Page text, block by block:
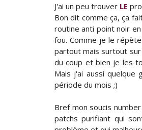
J'ai un peu trouver LE
Bon dit comme ça, ça
routine anti point noir
fou. Comme je le
partout mais surtout
du coup et bien je les
Mais j'ai aussi
période du mois ;)
Bref mon soucis
patchs purifiant qui